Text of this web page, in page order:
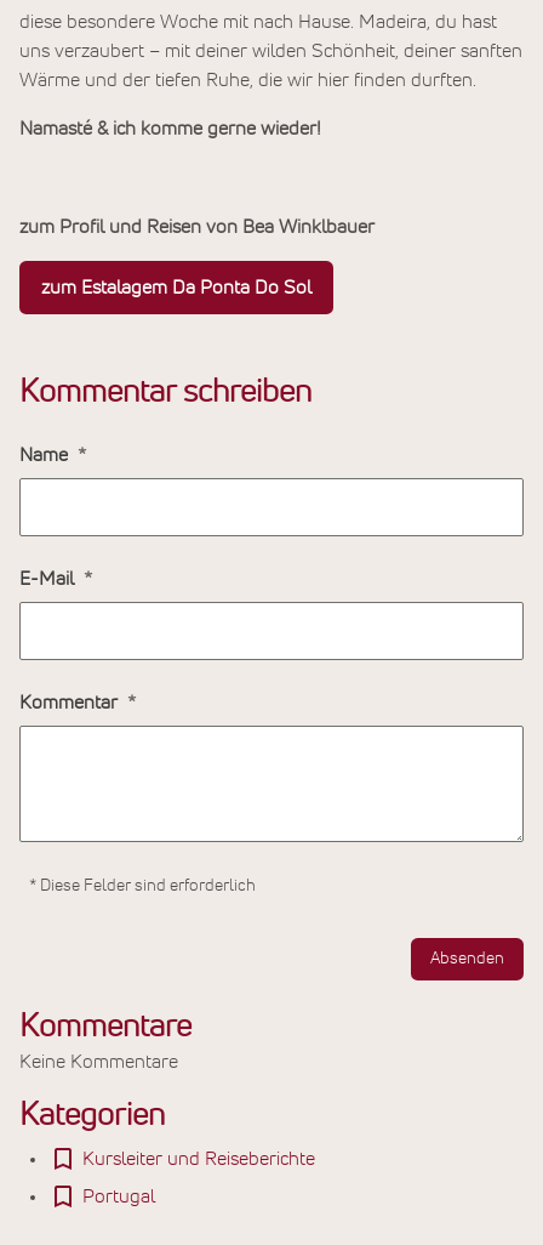
diese besondere Woche mit nach Hause. Madeira, du hast
uns verzaubert – mit deiner wilden Schönheit, deiner sanften
Wärme und der tiefen Ruhe, die wir hier finden durften.
Namasté & ich komme gerne wieder!
zum Profil und Reisen von Bea Winklbauer
zum Estalagem Da Ponta Do Sol
Kommentar schreiben
Name
E-Mail
Kommentar
* Diese Felder sind erforderlich
Absenden
Kommentare
Keine Kommentare
Kategorien
Kursleiter und Reiseberichte
Portugal